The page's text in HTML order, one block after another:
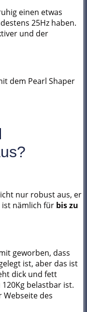
einen etwas
25Hz haben.
und der
dem Pearl Shaper
nur robust aus, er
ist nämlich für bis zu
geworben, dass
ist, aber das ist
dick und fett
belastbar ist.
Webseite des